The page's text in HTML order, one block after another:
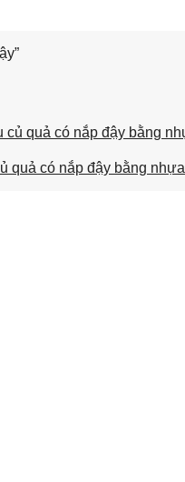
quả có nắp đậy bằng nhựa